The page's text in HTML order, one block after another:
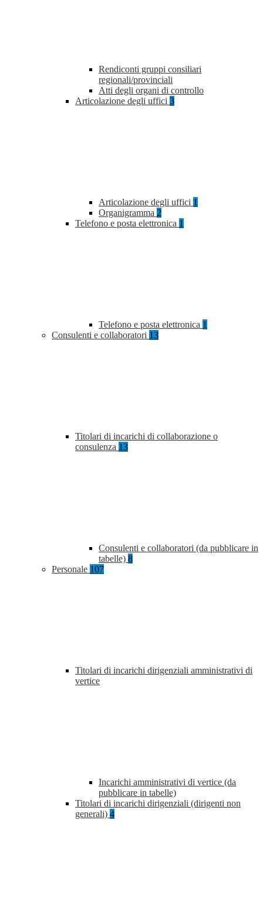
Rendiconti gruppi consiliari
regionali/provinciali
Atti degli organi di controllo
Articolazione degli uffici 3
Articolazione degli uffici 1
Organigramma 2
Telefono e posta elettronica 1
Telefono e posta elettronica 1
Consulenti e collaboratori 13
Titolari di incarichi di collaborazione o
consulenza 13
Consulenti e collaboratori (da pubblicare in
tabelle) 8
Personale 107
Titolari di incarichi dirigenziali amministrativi di
vertice
Incarichi amministrativi di vertice (da
pubblicare in tabelle)
Titolari di incarichi dirigenziali (dirigenti non
generali) 4